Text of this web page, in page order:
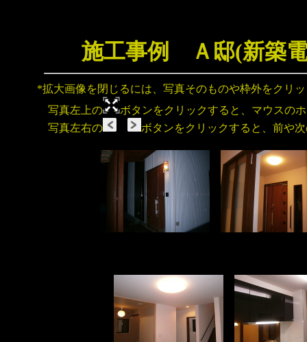
施工事例 Ａ邸(新築
*拡大画像を閉じるには、写真そのものや枠外をクリ
写真左上の
ボタンをクリックすると、マウスの
写真左右の
ボタンをクリックすると、前や